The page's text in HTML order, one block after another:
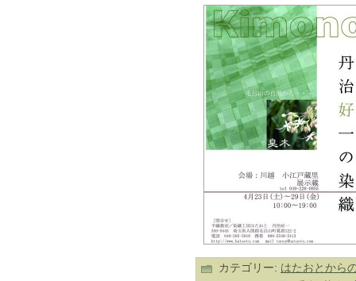
カテゴリー: はたおとから